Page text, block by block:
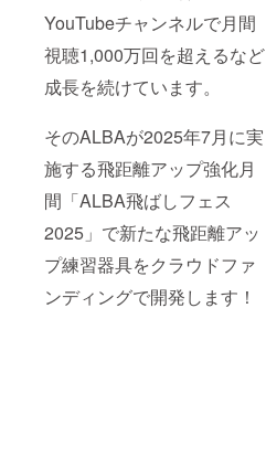
YouTubeチャンネルで月間
視聴1,000万回を超えるなど
成長を続けています。
そのALBAが2025年7月に実
施する飛距離アップ強化月
間「ALBA飛ばしフェス
2025」で新たな飛距離アッ
プ練習器具をクラウドファ
ンディングで開発します！